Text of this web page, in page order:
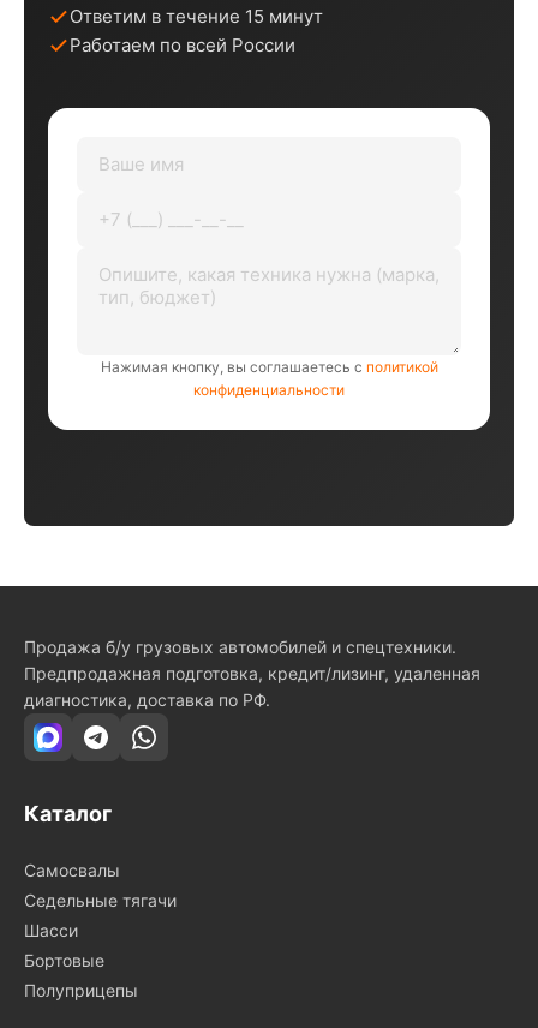
Ответим в течение 15 минут
Работаем по всей России
Нажимая кнопку, вы соглашаетесь с политикой
конфиденциальности
Продажа б/у грузовых автомобилей и спецтехники.
Предпродажная подготовка, кредит/лизинг, удаленная
диагностика, доставка по РФ.
Каталог
Самосвалы
Седельные тягачи
Шасси
Бортовые
Полуприцепы